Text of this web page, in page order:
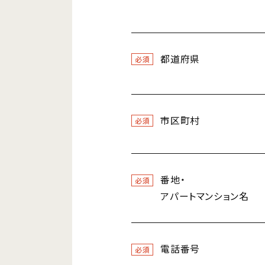
必須 都道府県
必須 市区町村
必須
番地・
アパートマンション名
必須 電話番号